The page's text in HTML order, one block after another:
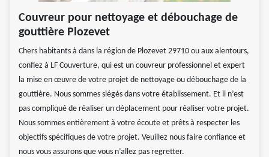
Couvreur pour nettoyage et débouchage de
gouttière Plozevet
Chers habitants à dans la région de Plozevet 29710 ou aux alentours,
confiez à LF Couverture, qui est un couvreur professionnel et expert
la mise en œuvre de votre projet de nettoyage ou débouchage de la
gouttière. Nous sommes siégés dans votre établissement. Et il n’est
pas compliqué de réaliser un déplacement pour réaliser votre projet.
Nous sommes entièrement à votre écoute et prêts à respecter les
objectifs spécifiques de votre projet. Veuillez nous faire confiance et
nous vous assurons que vous n’allez pas regretter.